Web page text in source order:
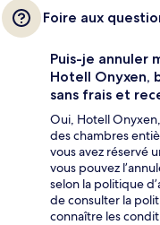
Foire aux
Puis-je annuler
Hotell Onyxen,
sans frais et
Oui, Hotell
des chambres
vous avez réservé
vous pouvez
selon la politique
de consulter la
connaître les